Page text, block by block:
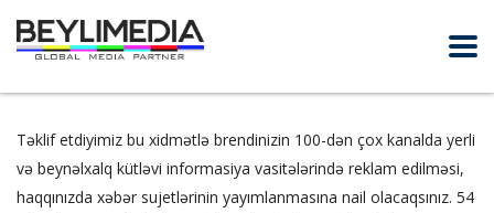
Təklif etdiyimiz bu xidmətlə brendinizin 100-dən çox kanalda yerli
və beynəlxalq kütləvi informasiya vasitələrində reklam edilməsi,
haqqınızda xəbər sujetlərinin yayımlanmasına nail olacaqsınız. 54